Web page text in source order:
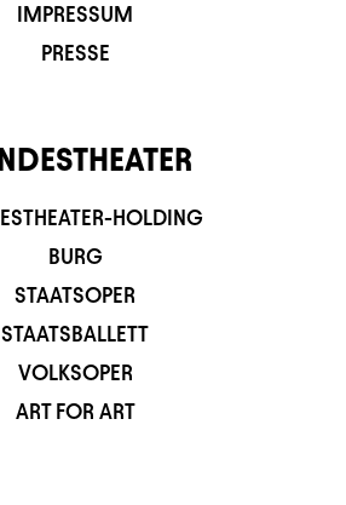
IMPRESSUM
PRESSE
HOLDING
BURG
STAATSOPER
STAATSBALLETT
VOLKSOPER
ART FOR ART